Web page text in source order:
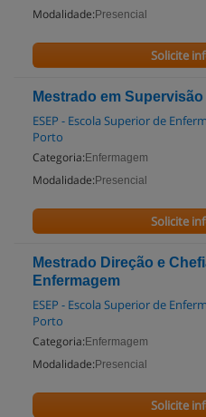
Modalidade: Presencial
Solicite
Mestrado em
ESEP - Escola Superior de
Porto
Categoria: Enfermagem
Modalidade: Presencial
Solicite
Mestrado Direção e
Enfermagem
ESEP - Escola Superior de
Porto
Categoria: Enfermagem
Modalidade: Presencial
Solicite